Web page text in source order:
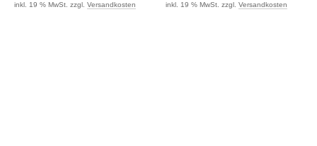
inkl. 19 % MwSt. zzgl. Versandkosten inkl. 19 % MwSt. zzgl. Versandkosten